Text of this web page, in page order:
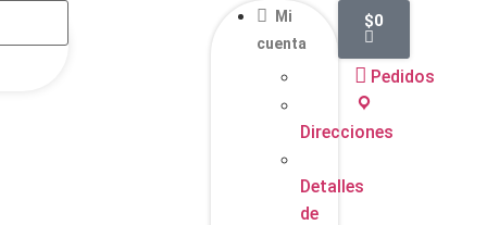

Mi
cuenta
 Pedidos
Direcciones
Detalles
de
$0